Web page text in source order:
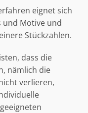
eignet sich
und Motive und
Stückzahlen.
dass die
nämlich die
verlieren,